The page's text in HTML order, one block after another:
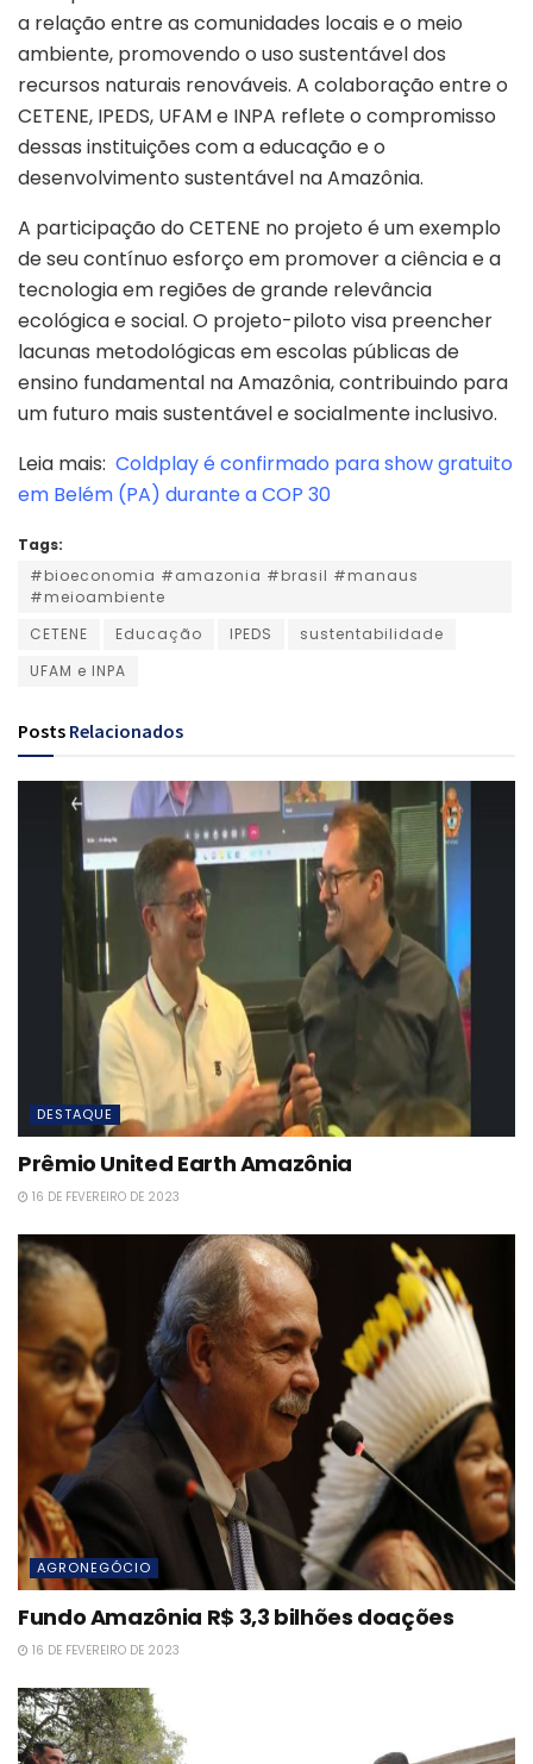
a relação entre as comunidades locais e o meio
ambiente, promovendo o uso sustentável dos
recursos naturais renováveis. A colaboração entre o
CETENE, IPEDS, UFAM e INPA reflete o compromisso
dessas instituições com a educação e o
desenvolvimento sustentável na Amazônia.
A participação do CETENE no projeto é um exemplo
de seu contínuo esforço em promover a ciência e a
tecnologia em regiões de grande relevância
ecológica e social. O projeto-piloto visa preencher
lacunas metodológicas em escolas públicas de
ensino fundamental na Amazônia, contribuindo para
um futuro mais sustentável e socialmente inclusivo.
Leia mais: Coldplay é confirmado para show gratuito
em Belém (PA) durante a COP 30
Tags:
#bioeconomia #amazonia #brasil #manaus
#meioambiente
CETENE
Educação IPEDS
sustentabilidade
UFAM e INPA
Posts Relacionados
DESTAQUE
Prêmio United Earth Amazônia
16 DE FEVEREIRO DE 2023
AGRONEGÓCIO
Fundo Amazônia R$ 3,3 bilhões doações
16 DE FEVEREIRO DE 2023